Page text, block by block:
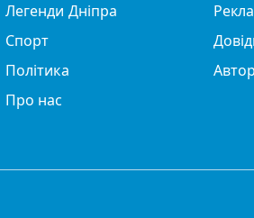
Легенди Дніпра
Спорт
Політика
Про нас